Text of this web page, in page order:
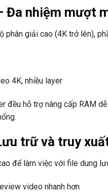
Đa nhiệm mượt
phân giải cao (4K trở lên),
4K, nhiều layer
đều hỗ trợ nâng cấp RAM
trữ và truy
để làm việc với file dung
video nhanh hơn